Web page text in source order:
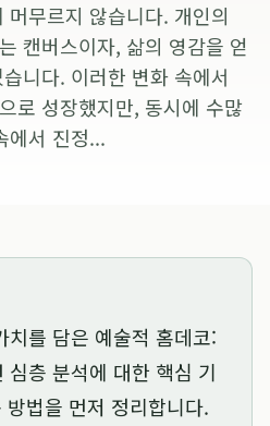
무르지 않습니다. 개인의
캔버스이자, 삶의 영감을 얻
니다. 이러한 변화 속에서
로 성장했지만, 동시에 수많
에서 진정...
치를 담은 예술적 홈데코:
심층 분석에 대한 핵심 기
법을 먼저 정리합니다.